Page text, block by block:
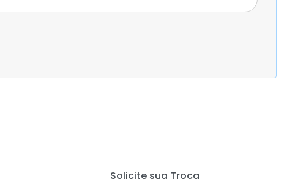
Solicite sua Troca